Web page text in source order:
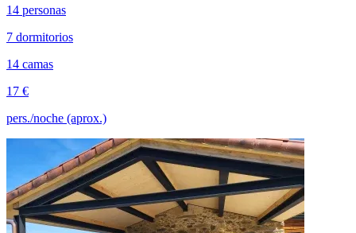
14 personas
7 dormitorios
14 camas
17 €
pers./noche (aprox.)